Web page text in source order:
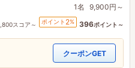
1名 9,900円～
スコア～ ポイント 2% 396ポイント～
クーポンGET